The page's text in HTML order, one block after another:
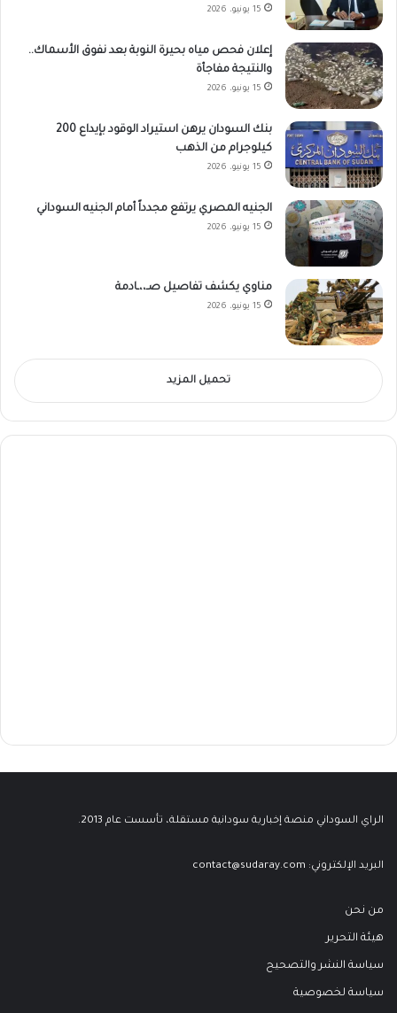
15 يونيو، 2026
إعلان فحص مياه بحيرة النوبة بعد نفوق الأسماك..
والنتيجة مفاجأة
15 يونيو، 2026
بنك السودان يرهن استيراد الوقود بإيداع 200
كيلوجرام من الذهب
15 يونيو، 2026
الجنيه المصري يرتفع مجدداً أمام الجنيه السوداني
15 يونيو، 2026
مناوي يكشف تفاصيل صـ،،ـادمة
15 يونيو، 2026
تحميل المزيد
الراي السوداني منصة إخبارية سودانية مستقلة، تأسست عام 2013.
البريد الإلكتروني: contact@sudaray.com
من نحن
هيئة التحرير
سياسة النشر والتصحيح
سياسة لخصوصية